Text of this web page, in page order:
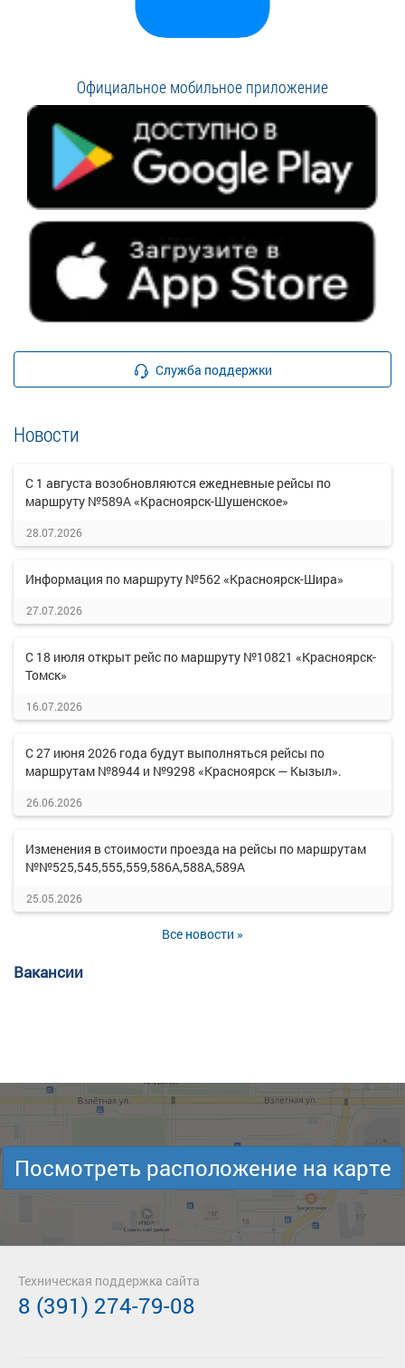
Официальное мобильное приложение
Служба поддержки
Новости
С 1 августа возобновляются ежедневные рейсы по
маршруту №589А «Красноярск-Шушенское»
28.07.2026
Информация по маршруту №562 «Красноярск-Шира»
27.07.2026
С 18 июля открыт рейс по маршруту №10821 «Красноярск-
Томск»
16.07.2026
С 27 июня 2026 года будут выполняться рейсы по
маршрутам №8944 и №9298 «Красноярск — Кызыл».
26.06.2026
Изменения в стоимости проезда на рейсы по маршрутам
№№525,545,555,559,586А,588А,589А
25.05.2026
Все новости »
Вакансии
Посмотреть расположение на карте
Техническая поддержка сайта
8 (391) 274-79-08